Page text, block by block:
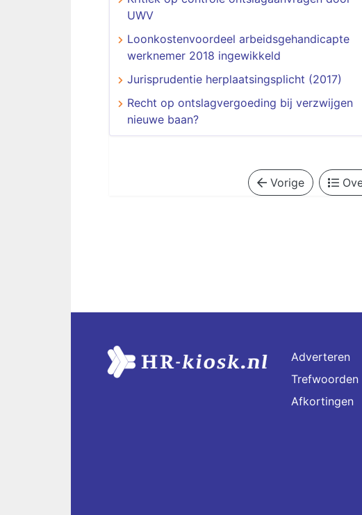
UWV
Loonkostenvoordeel arbeidsgehandicapte
werknemer 2018 ingewikkeld
Jurisprudentie herplaatsingsplicht (2017)
Recht op ontslagvergoeding bij verzwijgen
nieuwe baan?
Vorige
Adverteren
Trefwoorden
Afkortingen